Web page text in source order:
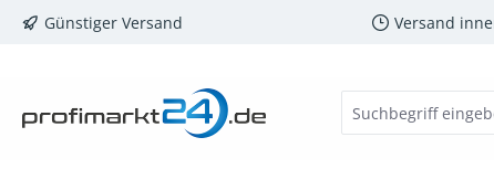
Hauptinhalt springen
Zur Suche springen
Zur Hauptnavigation springen
Günstiger Versand Versand